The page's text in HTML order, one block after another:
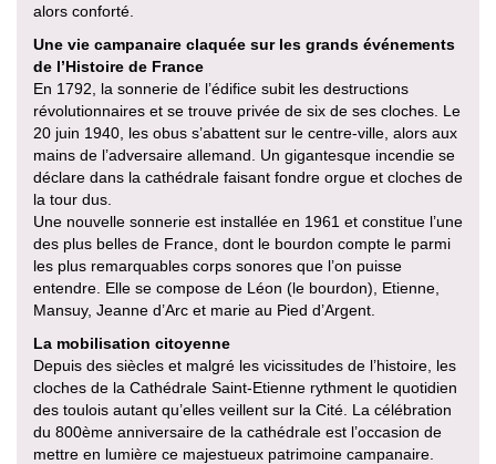
alors conforté.
Une vie campanaire claquée sur les grands événements
de l’Histoire de France
En 1792, la sonnerie de l’édifice subit les destructions
révolutionnaires et se trouve privée de six de ses cloches. Le
20 juin 1940, les obus s’abattent sur le centre-ville, alors aux
mains de l’adversaire allemand. Un gigantesque incendie se
déclare dans la cathédrale faisant fondre orgue et cloches de
la tour dus.
Une nouvelle sonnerie est installée en 1961 et constitue l’une
des plus belles de France, dont le bourdon compte le parmi
les plus remarquables corps sonores que l’on puisse
entendre. Elle se compose de Léon (le bourdon), Etienne,
Mansuy, Jeanne d’Arc et marie au Pied d’Argent.
La mobilisation citoyenne
Depuis des siècles et malgré les vicissitudes de l’histoire, les
cloches de la Cathédrale Saint-Etienne rythment le quotidien
des toulois autant qu’elles veillent sur la Cité. La célébration
du 800ème anniversaire de la cathédrale est l’occasion de
mettre en lumière ce majestueux patrimoine campanaire.